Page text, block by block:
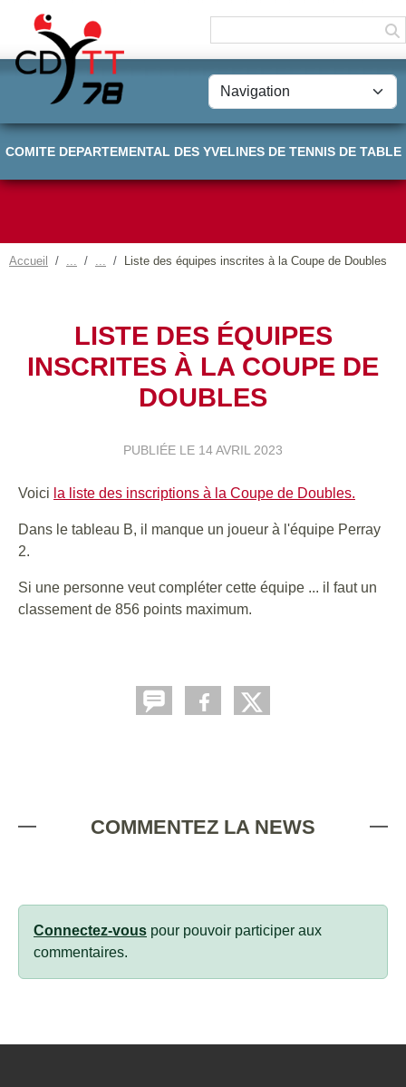
COMITE DEPARTEMENTAL DES YVELINES DE TENNIS DE TABLE
Accueil Liste des équipes inscrites à la Coupe de Doubles
LISTE DES ÉQUIPES
INSCRITES À LA COUPE DE
DOUBLES
PUBLIÉE LE 14 AVRIL 2023
Voici la liste des inscriptions à la Coupe de Doubles.
Dans le tableau B, il manque un joueur à l'équipe Perray
2.
Si une personne veut compléter cette équipe ... il faut un
classement de 856 points maximum.
COMMENTEZ LA NEWS
Connectez-vous pour pouvoir participer aux
commentaires.
Panneau de gestion des cookies